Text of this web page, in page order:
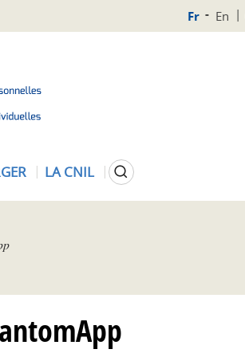
Fr En
LA CNIL Rechercher